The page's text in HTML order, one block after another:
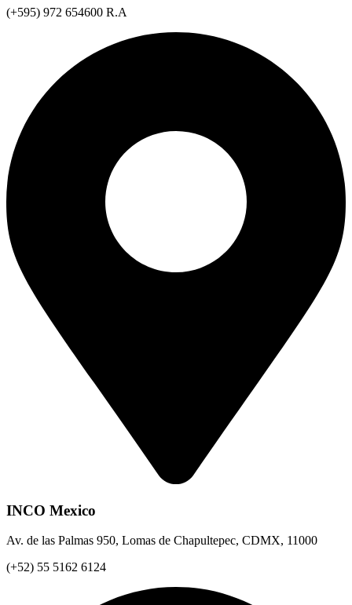
(+595) 972 654600 R.A
INCO Mexico
Av. de las Palmas 950, Lomas de Chapultepec, CDMX, 11000
(+52) 55 5162 6124